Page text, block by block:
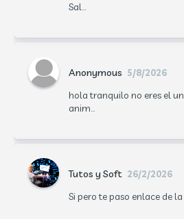
Sal...
Anonymous 5/8/2026
hola tranquilo no eres el
anim...
Tutos y Soft 26/2/2026
Si pero te paso enlace de